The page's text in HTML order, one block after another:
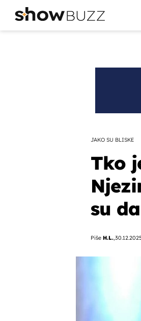
JAKO SU BLISKE
Tko
su
Piše H.L.,